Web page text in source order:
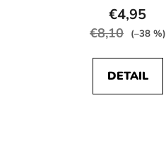
€4,95
€8,10 (–38 %)
DETAIL